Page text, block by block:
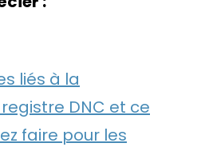
liés à la
DNC et ce
faire pour les